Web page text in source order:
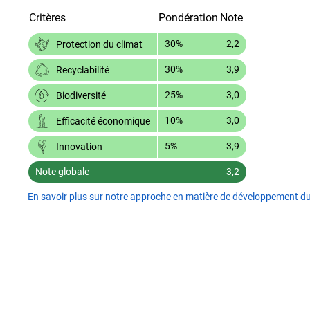
Critères Pondération Note
Protection du climat 30% 2,2
Recyclabilité 30% 3,9
Biodiversité 25% 3,0
Efficacité économique 10% 3,0
Innovation 5% 3,9
Note globale 3,2
En savoir plus sur notre approche en matière de développement